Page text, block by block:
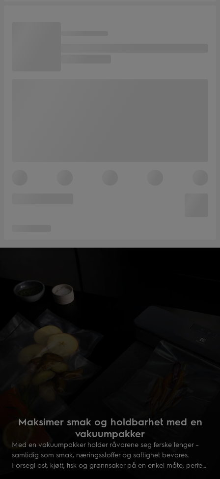
Maksimer smak og holdbarhet med en
vakuumpakker
Med en vakuumpakker holder råvarene seg ferske lenger –
samtidig som smak, næringsstoffer og saftighet bevares.
Forsegl ost, kjøtt, fisk og grønnsaker på en enkel måte, perfekt